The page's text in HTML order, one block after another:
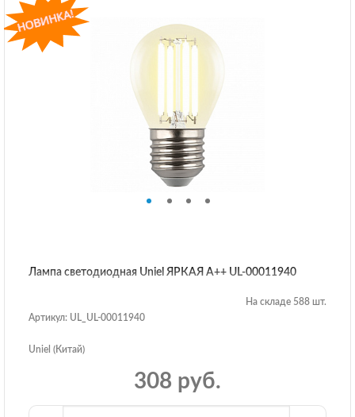
Лампа светодиодная Uniel ЯРКАЯ A++ UL-00011940
На складе 588 шт.
Артикул: UL_UL-00011940
Uniel (Китай)
308 руб.